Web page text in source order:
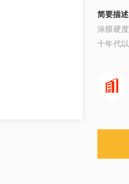
简要描述
涂膜硬
十年代